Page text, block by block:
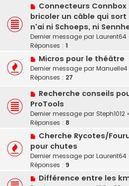
Connecteurs Connbox
bricoler un câble qui sort
n'ai ni Schoeps, ni
Dernier message par Laurent64
Réponses : 1
Micros pour le théâtre
Dernier message par Manuelle4
Réponses : 27
Recherche conseils
ProTools
Dernier message par Steph1012 «
Réponses : 8
Cherche Rycotes/
pour chutes
Dernier message par Laurent64
Réponses : 9
Différence entre les